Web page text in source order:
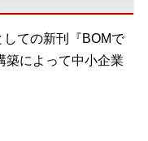
ての新刊『BOMで
によって中小企業